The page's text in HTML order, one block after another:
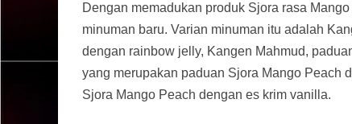
Dengan memadukan produk Sjora rasa
minuman baru. Varian minuman itu adalah
dengan rainbow jelly, Kangen Mahmud,
yang merupakan paduan Sjora Mango Peach
Sjora Mango Peach dengan es krim vanilla.